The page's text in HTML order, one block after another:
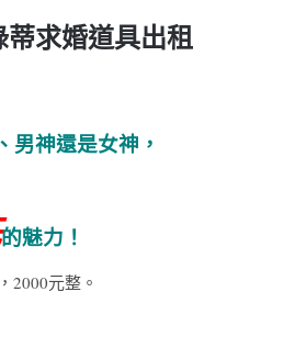
蒂求婚道具出租
男神還是女神，
的魅力！
2000元整。